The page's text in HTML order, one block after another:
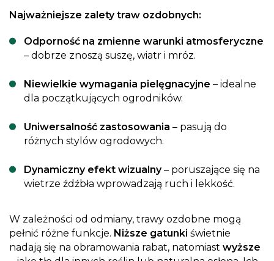
Najważniejsze zalety traw ozdobnych:
Odporność na zmienne warunki atmosferyczne
– dobrze znoszą suszę, wiatr i mróz.
Niewielkie wymagania pielęgnacyjne – idealne
dla początkujących ogrodników.
Uniwersalność zastosowania – pasują do
różnych stylów ogrodowych.
Dynamiczny efekt wizualny– poruszające się na
wietrze źdźbła wprowadzają ruch i lekkość.
W zależności od odmiany, trawy ozdobne mogą
pełnić różne funkcje. Niższe gatunki świetnie
nadają się na obramowania rabat, natomiast wyższe